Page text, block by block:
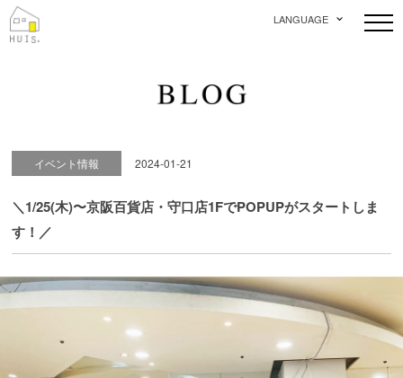
LANGUAGE
イベント情報 2024-01-21
＼1/25(木)〜京阪百貨店・守口店1FでPOPUPがスタートしま
す！／